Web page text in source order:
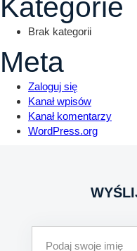
Kategorie
Brak kategorii
Meta
Zaloguj się
Kanał wpisów
Kanał komentarzy
WordPress.org